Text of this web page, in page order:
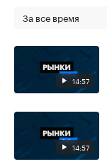
За все время
14:57
14:57